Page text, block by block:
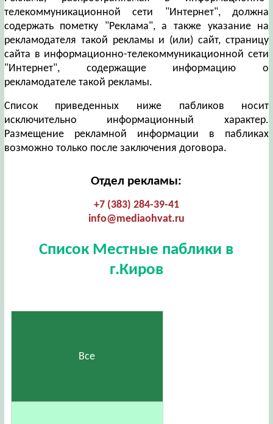
телекоммуникационной сети "Интернет", должна
содержать пометку "Реклама", а также указание на
рекламодателя такой рекламы и (или) сайт, страницу
сайта в информационно-телекоммуникационной сети
"Интернет", содержащие информацию о
рекламодателе такой рекламы.
Список приведенных ниже пабликов носит
исключительно информационный характер.
Размещение рекламной информации в пабликах
возможно только после заключения договора.
Отдел рекламы:
+7 (383) 284-39-41
info@mediaohvat.ru
Список Местные паблики в
г.Киров
Все